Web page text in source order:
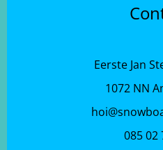
Eerste Jan
1072 NN
085 02